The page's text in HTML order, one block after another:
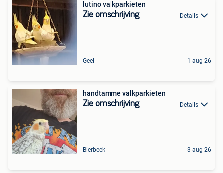
lutino valkparkieten
Zie omschrijving Details
Geel 1 aug 26
handtamme valkparkieten
Zie omschrijving Details
Bierbeek 3 aug 26